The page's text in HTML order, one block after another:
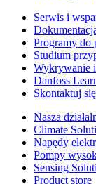
Serwis i
Programy do
Studium
Wykrywanie
Danfoss
Skontaktuj
Nasza
Climate
Napędy
Pompy
Sensing
Product store